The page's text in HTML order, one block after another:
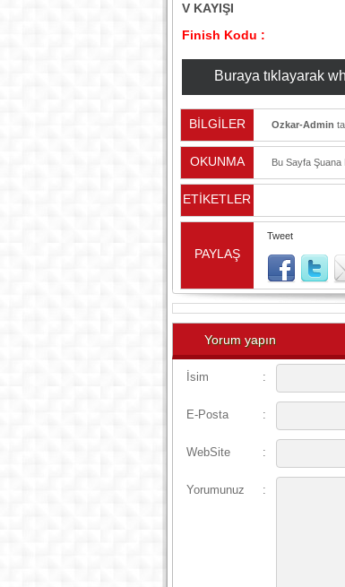
V KAYIŞI
Finish Kodu :
Buraya tıklayarak
BİLGİLER Ozkar-Admin
OKUNMA Bu Sayfa Şuana
ETİKETLER
PAYLAŞ
Tweet
Yorum yapın
İsim :
E-Posta :
WebSite :
Yorumunuz :